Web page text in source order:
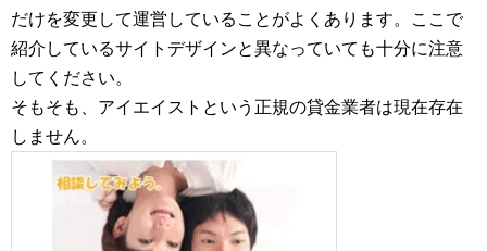
だけを変更して運営していることがよくあります。ここで
紹介しているサイトデザインと異なっていても十分に注意
してください。
そもそも、アイエイストという正規の貸金業者は現在存在
しません。